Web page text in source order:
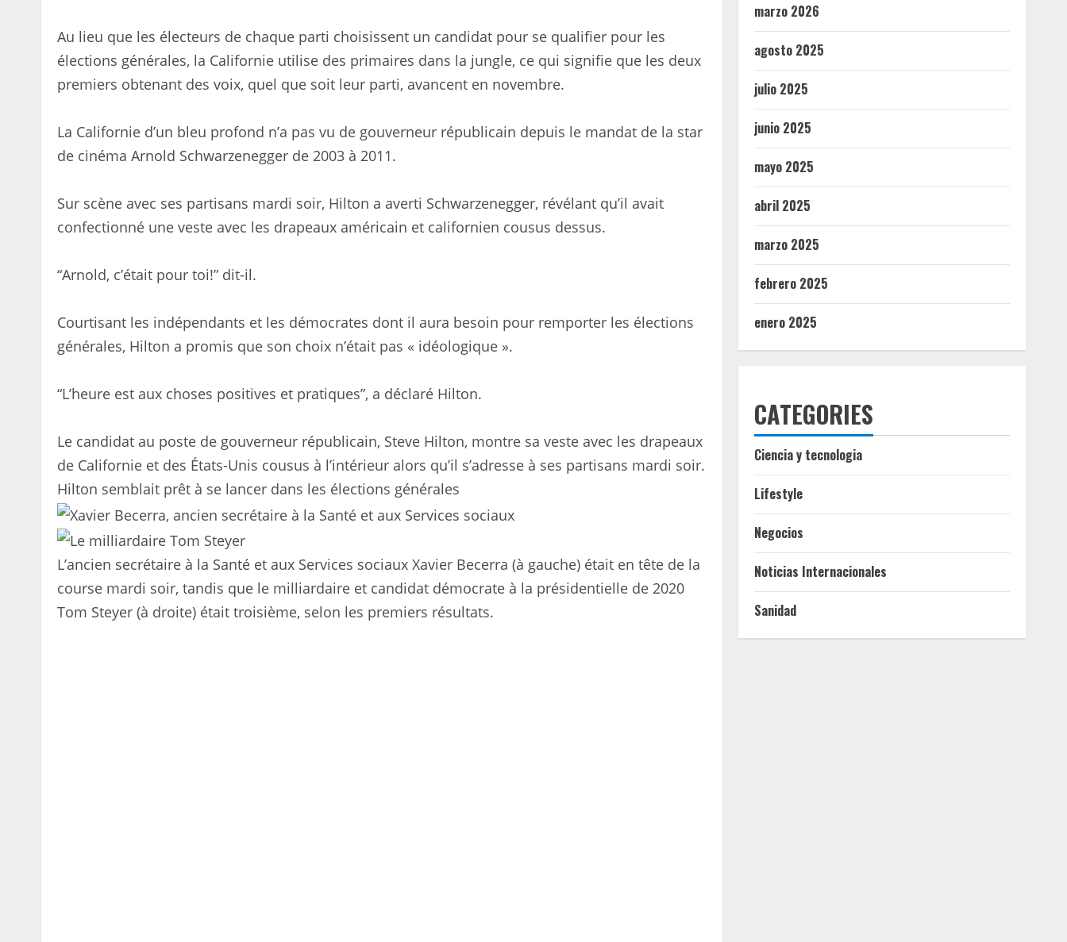
Au lieu que les électeurs de chaque parti choisissent un candidat pour se qualifier pour les
élections générales, la Californie utilise des primaires dans la jungle, ce qui signifie que les deux
premiers obtenant des voix, quel que soit leur parti, avancent en novembre.
La Californie d’un bleu profond n’a pas vu de gouverneur républicain depuis le mandat de la star
de cinéma Arnold Schwarzenegger de 2003 à 2011.
Sur scène avec ses partisans mardi soir, Hilton a averti Schwarzenegger, révélant qu’il avait
confectionné une veste avec les drapeaux américain et californien cousus dessus.
“Arnold, c’était pour toi!” dit-il.
Courtisant les indépendants et les démocrates dont il aura besoin pour remporter les élections
générales, Hilton a promis que son choix n’était pas « idéologique ».
“L’heure est aux choses positives et pratiques”, a déclaré Hilton.
Le candidat au poste de gouverneur républicain, Steve Hilton, montre sa veste avec les drapeaux
de Californie et des États-Unis cousus à l’intérieur alors qu’il s’adresse à ses partisans mardi soir.
Hilton semblait prêt à se lancer dans les élections générales
L’ancien secrétaire à la Santé et aux Services sociaux Xavier Becerra (à gauche) était en tête de la
course mardi soir, tandis que le milliardaire et candidat démocrate à la présidentielle de 2020
Tom Steyer (à droite) était troisième, selon les premiers résultats.
marzo 2026
agosto 2025
julio 2025
junio 2025
mayo 2025
abril 2025
marzo 2025
febrero 2025
enero 2025
CATEGORIES
Ciencia y tecnologia
Lifestyle
Negocios
Noticias Internacionales
Sanidad